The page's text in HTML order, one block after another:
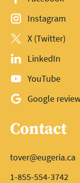
Instagram
X (Twitter)
LinkedIn
YouTube
Google
Contact
tover@eugeria.ca
1-855-554-3742